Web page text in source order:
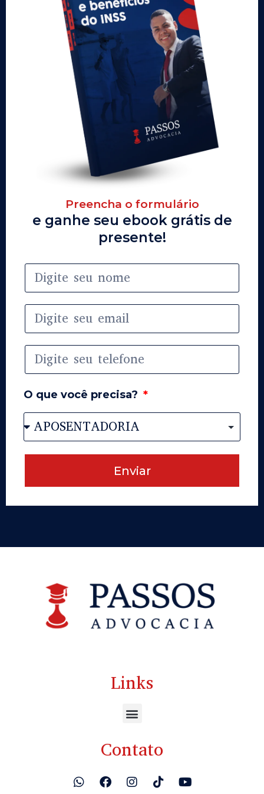
Preencha o formulário
e ganhe seu ebook grátis de
presente!
O que você precisa?
Enviar
Links
Contato